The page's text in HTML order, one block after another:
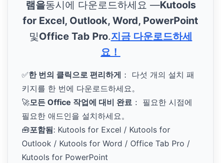
램을동시에 다운로드하세요 —Kutools
for Excel, Outlook, Word, PowerPoint
및Office Tab Pro.지금 다운로드하세
요！
✅한 번의 클릭으로 편리하게 ： 다섯 개의 설치 패
키지를 한 번에 다운로드하세요。
🚀모든 Office 작업에 대비 완료 ： 필요한 시점에
필요한 애드인을 설치하세요。
🧰포함됨: Kutools for Excel / Kutools for
Outlook / Kutools for Word / Office Tab Pro /
Kutools for PowerPoint